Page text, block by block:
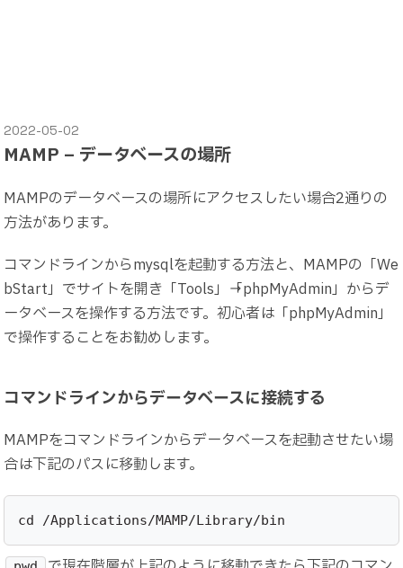
2022-05-02
MAMP – データベースの場所
MAMPのデータベースの場所にアクセスしたい場合2通りの
方法があります。
コマンドラインからmysqlを起動する方法と、MAMPの「We
bStart」でサイトを開き「Tools」→「phpMyAdmin」からデ
ータベースを操作する方法です。初心者は「phpMyAdmin」
で操作することをお勧めします。
コマンドラインからデータベースに接続する
MAMPをコマンドラインからデータベースを起動させたい場
合は下記のパスに移動します。
cd /Applications/MAMP/Library/bin